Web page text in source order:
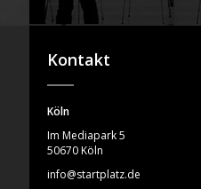
STARTPLATZ
Kontakt
Köln
Im Mediapark 5
50670 Köln
info@startplatz.de